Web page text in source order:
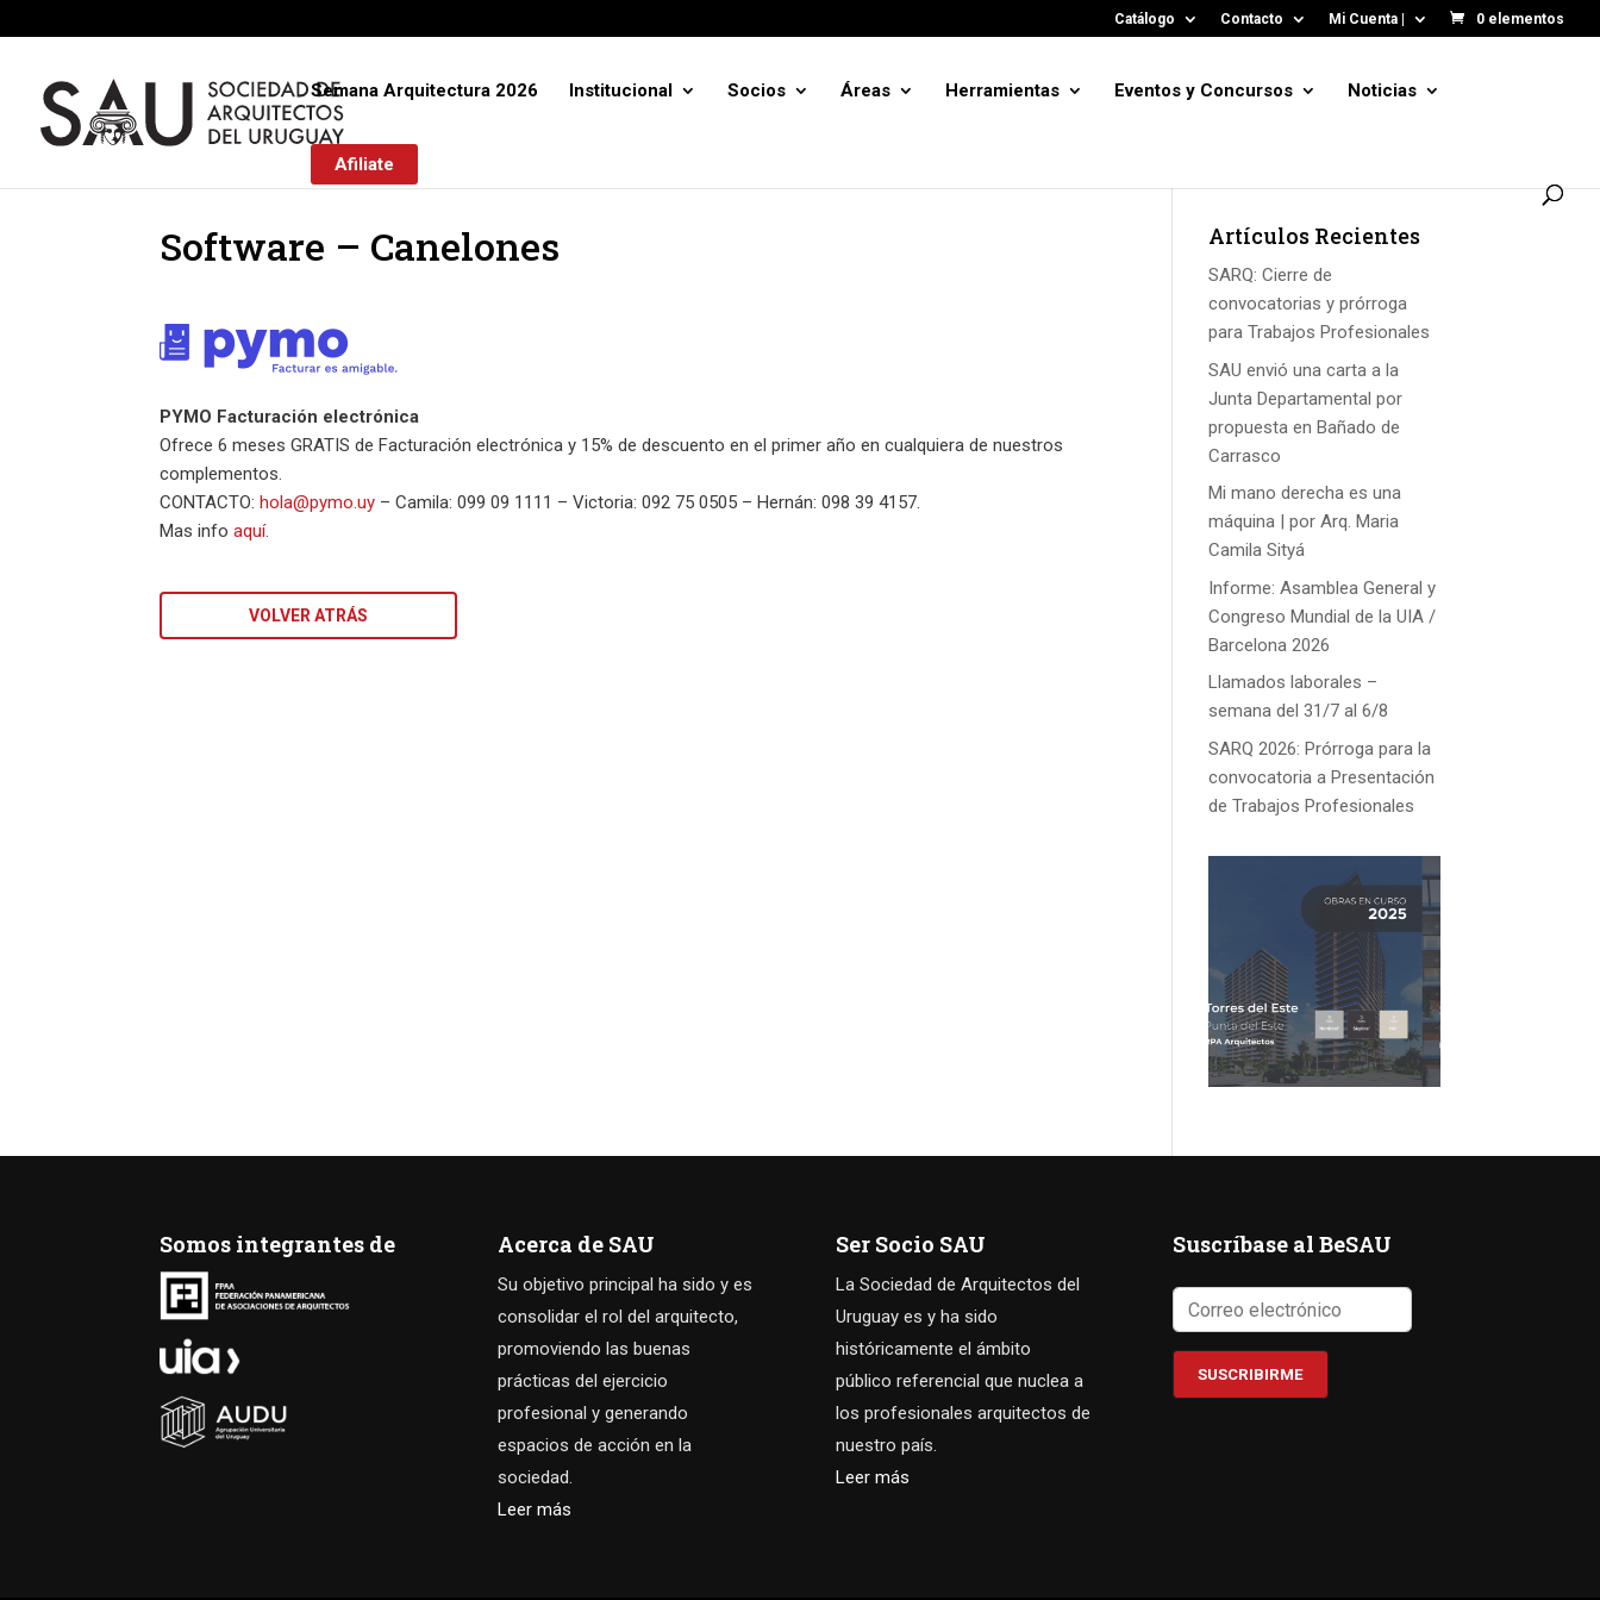
Catálogo Contacto Mi Cuenta | 0 elementos
Semana Arquitectura 2026 Institucional Socios Áreas Herramientas Eventos y Concursos Noticias
Afiliate
Software – Canelones
PYMO Facturación electrónica
Ofrece 6 meses GRATIS de Facturación electrónica y 15% de descuento en el primer año en cualquiera de nuestros
complementos.
CONTACTO:hola@pymo.uy – Camila: 099 09 1111 – Victoria: 092 75 0505 – Hernán: 098 39 4157.
Mas infoaquí.
VOLVER ATRÁS
Artículos Recientes
SARQ: Cierre de
convocatorias y prórroga
para Trabajos Profesionales
SAU envió una carta a la
Junta Departamental por
propuesta en Bañado de
Carrasco
Mi mano derecha es una
máquina | por Arq. Maria
Camila Sityá
Informe: Asamblea General y
Congreso Mundial de la UIA /
Barcelona 2026
Llamados laborales –
semana del 31/7 al 6/8
SARQ 2026: Prórroga para la
convocatoria a Presentación
de Trabajos Profesionales
Somos integrantes de Acerca de SAU
Su objetivo principal ha sido y es
consolidar el rol del arquitecto,
promoviendo las buenas
prácticas del ejercicio
profesional y generando
espacios de acción en la
sociedad.
Leer más
Ser Socio SAU
La Sociedad de Arquitectos del
Uruguay es y ha sido
históricamente el ámbito
público referencial que nuclea a
los profesionales arquitectos de
nuestro país.
Leer más
Suscríbase al BeSAU